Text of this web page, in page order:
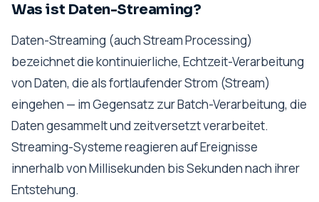
Was ist Daten-Streaming?
Daten-Streaming (auch Stream Processing)
bezeichnet die kontinuierliche, Echtzeit-Verarbeitung
von Daten, die als fortlaufender Strom (Stream)
eingehen — im Gegensatz zur Batch-Verarbeitung, die
Daten gesammelt und zeitversetzt verarbeitet.
Streaming-Systeme reagieren auf Ereignisse
innerhalb von Millisekunden bis Sekunden nach ihrer
Entstehung.